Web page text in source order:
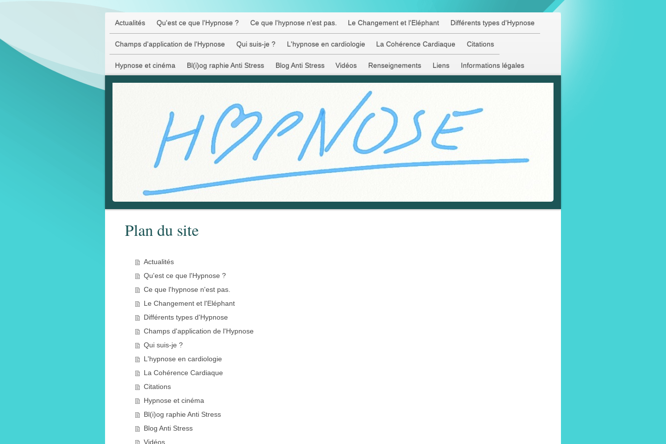
Actualités Qu'est ce que l'Hypnose ? Ce que l'hypnose n'est pas. Le Changement et l'Eléphant Différents types d'Hypnose
Champs d'application de l'Hypnose Qui suis-je ? L'hypnose en cardiologie La Cohérence Cardiaque Citations
Hypnose et cinéma Bl(i)og raphie Anti Stress Blog Anti Stress Vidéos Renseignements Liens Informations légales
Plan du site
Actualités
Qu'est ce que l'Hypnose ?
Ce que l'hypnose n'est pas.
Le Changement et l'Eléphant
Différents types d'Hypnose
Champs d'application de l'Hypnose
Qui suis-je ?
L'hypnose en cardiologie
La Cohérence Cardiaque
Citations
Hypnose et cinéma
Bl(i)og raphie Anti Stress
Blog Anti Stress
Vidéos